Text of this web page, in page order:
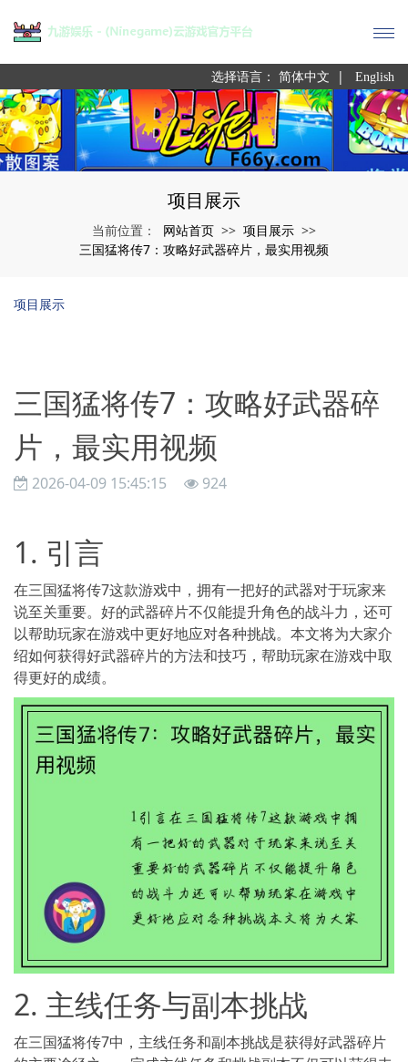
选择语言： 简体中文 | English
项目展示
当前位置： 网站首页 >> 项目展示 >>
三国猛将传7：攻略好武器碎片，最实用视频
项目展示
三国猛将传7：攻略好武器碎
片，最实用视频
2026-04-09 15:45:15 924
1. 引言
在三国猛将传7这款游戏中，拥有一把好的武器对于玩家来
说至关重要。好的武器碎片不仅能提升角色的战斗力，还可
以帮助玩家在游戏中更好地应对各种挑战。本文将为大家介
绍如何获得好武器碎片的方法和技巧，帮助玩家在游戏中取
得更好的成绩。
2. 主线任务与副本挑战
在三国猛将传7中，主线任务和副本挑战是获得好武器碎片